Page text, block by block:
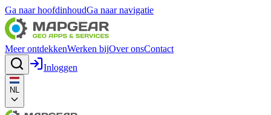
Ga naar hoofdinhoudGa naar navigatie
Meer ontdekkenWerken bijOver onsContact
Inloggen
NL